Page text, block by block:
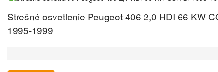
Strešné osvetlenie Peugeot 406 2,0 HDI 66 KW
1995-1999